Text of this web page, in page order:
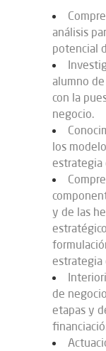
análisis
potencial
alumno
con la
negocio.
los
estrategia
y de las
estrategia
de
etapas y